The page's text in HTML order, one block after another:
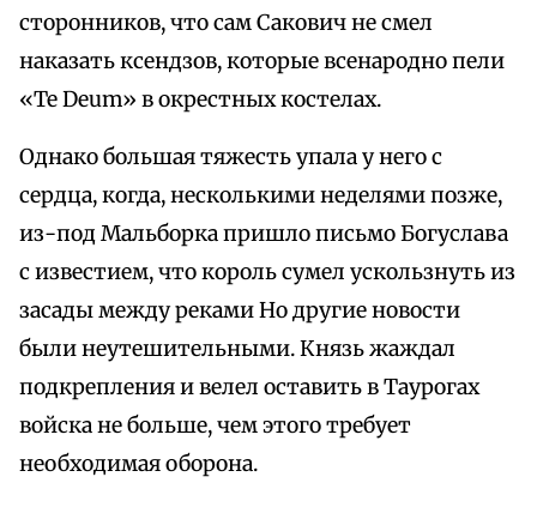
сторонников, что сам Сакович не смел
наказать ксендзов, которые всенародно пели
«Те Deum» в окрестных костелах.
Однако большая тяжесть упала у него с
сердца, когда, несколькими неделями позже,
из-под Мальборка пришло письмо Богуслава
с известием, что король сумел ускользнуть из
засады между реками Но другие новости
были неутешительными. Князь жаждал
подкрепления и велел оставить в Таурогах
войска не больше, чем этого требует
необходимая оборона.